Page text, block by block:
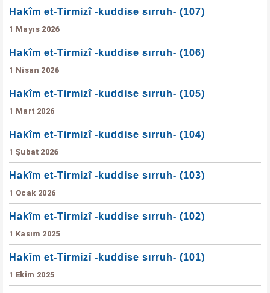
Hakîm et-Tirmizî -kuddise sırruh- (107)
1 Mayıs 2026
Hakîm et-Tirmizî -kuddise sırruh- (106)
1 Nisan 2026
Hakîm et-Tirmizî -kuddise sırruh- (105)
1 Mart 2026
Hakîm et-Tirmizî -kuddise sırruh- (104)
1 Şubat 2026
Hakîm et-Tirmizî -kuddise sırruh- (103)
1 Ocak 2026
Hakîm et-Tirmizî -kuddise sırruh- (102)
1 Kasım 2025
Hakîm et-Tirmizî -kuddise sırruh- (101)
1 Ekim 2025